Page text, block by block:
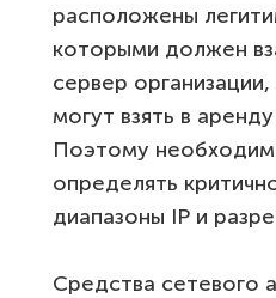
расположены
которыми должен
сервер
могут взять в
Поэтому
определять
диапазоны IP и
Средства сетевого